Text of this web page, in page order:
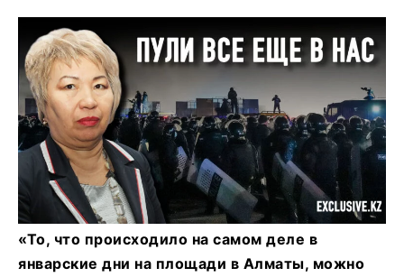
«То, что происходило на самом деле в
январские дни на площади в Алматы, можно